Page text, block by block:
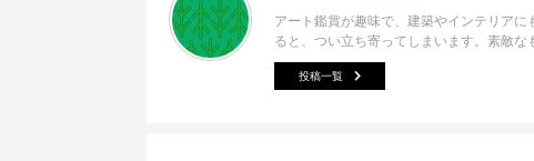
アート鑑賞が趣味で、建築やインテリア
ると、つい立ち寄ってしまいます。素敵な
投稿一覧